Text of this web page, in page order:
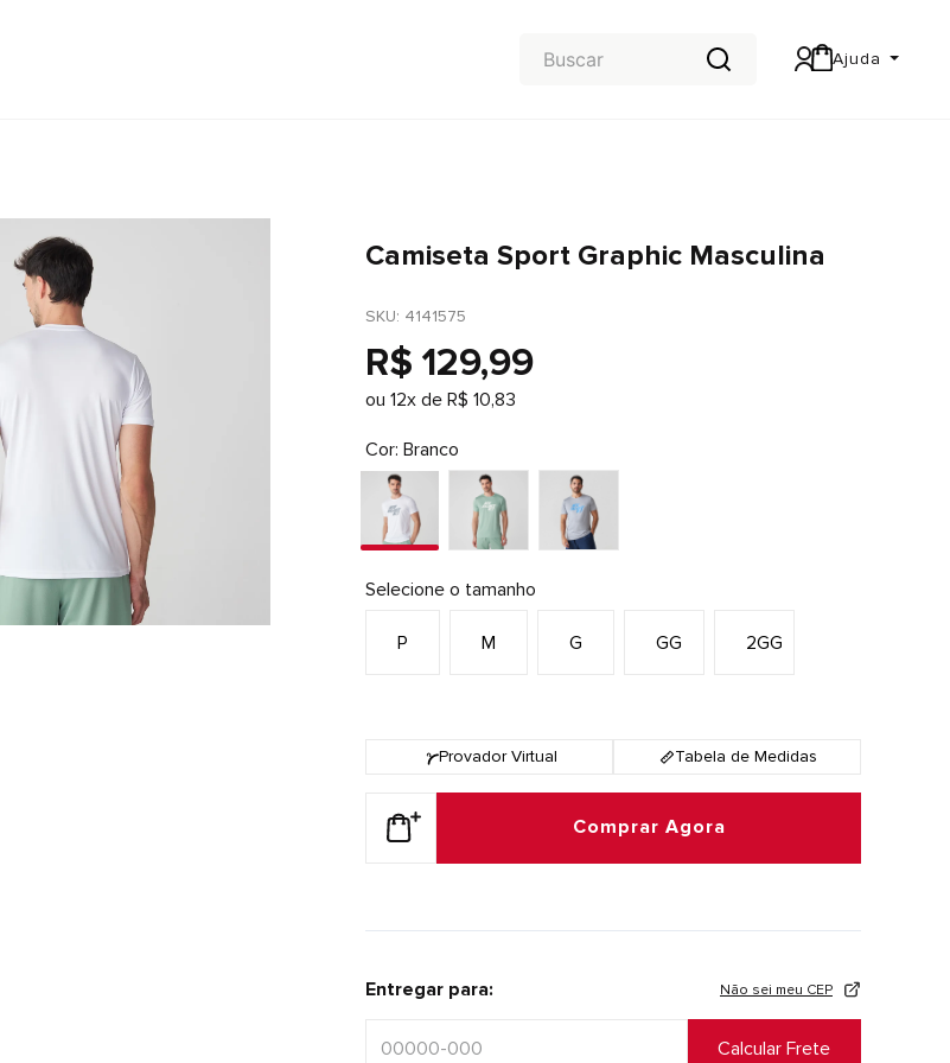
Ajuda
Camiseta Sport Graphic Masculina
SKU: 4141575
R$ 129,99
ou12x deR$ 10,83
Cor Branco
Selecione o tamanho
2GG
G GG
M
P
Provador Virtual Tabela de Medidas
Comprar Agora
Entregar para: Não sei meu CEP